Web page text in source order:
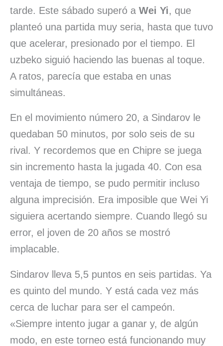
tarde. Este sábado superó a Wei Yi, que
planteó una partida muy seria, hasta que tuvo
que acelerar, presionado por el tiempo. El
uzbeko siguió haciendo las buenas al toque.
A ratos, parecía que estaba en unas
simultáneas.
En el movimiento número 20, a Sindarov le
quedaban 50 minutos, por solo seis de su
rival. Y recordemos que en Chipre se juega
sin incremento hasta la jugada 40. Con esa
ventaja de tiempo, se pudo permitir incluso
alguna imprecisión. Era imposible que Wei Yi
siguiera acertando siempre. Cuando llegó su
error, el joven de 20 años se mostró
implacable.
Sindarov lleva 5,5 puntos en seis partidas. Ya
es quinto del mundo. Y está cada vez más
cerca de luchar para ser el campeón.
«Siempre intento jugar a ganar y, de algún
modo, en este torneo está funcionando muy